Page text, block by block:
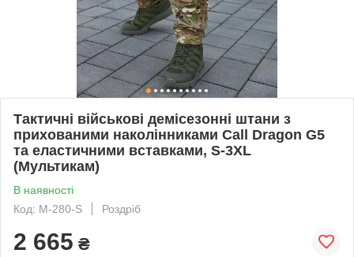
Тактичні військові демісезонні штани з
прихованими наколінниками Call Dragon G5
та еластичними вставками, S-3XL
(Мультикам)
В наявності
Код: M-280-S
Роздріб
2 665 ₴